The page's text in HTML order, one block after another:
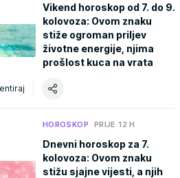
Vikend horoskop od 7. do 9.
kolovoza: Ovom znaku
stiže ogroman priljev
životne energije, njima
prošlost kuca na vrata
HOROSKOP PRIJE 12 H
Dnevni horoskop za 7.
kolovoza: Ovom znaku
stižu sjajne vijesti, a njih